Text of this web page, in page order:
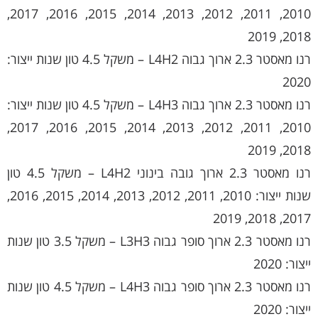
2010, 2011, 2012, 2013, 2014, 2015, 2016, 2017,
2018, 2019
רנו מאסטר 2.3 ארוך גבוה L4H2 – משקל 4.5 טון שנות ייצור:
2020
רנו מאסטר 2.3 ארוך גבוה L4H3 – משקל 4.5 טון שנות ייצור:
2010, 2011, 2012, 2013, 2014, 2015, 2016, 2017,
2018, 2019
רנו מאסטר 2.3 ארוך גובה בינוני L4H2 – משקל 4.5 טון
שנות ייצור: 2010, 2011, 2012, 2013, 2014, 2015, 2016,
2017, 2018, 2019
רנו מאסטר 2.3 ארוך סופר גבוה L3H3 – משקל 3.5 טון שנות
ייצור: 2020
רנו מאסטר 2.3 ארוך סופר גבוה L4H3 – משקל 4.5 טון שנות
ייצור: 2020